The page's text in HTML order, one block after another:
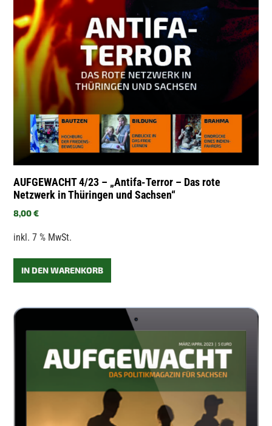
AUFGEWACHT 4/23 – „Antifa-Terror – Das rote
Netzwerk in Thüringen und Sachsen“
8,00€
inkl. 7 % MwSt.
IN DEN WARENKORB